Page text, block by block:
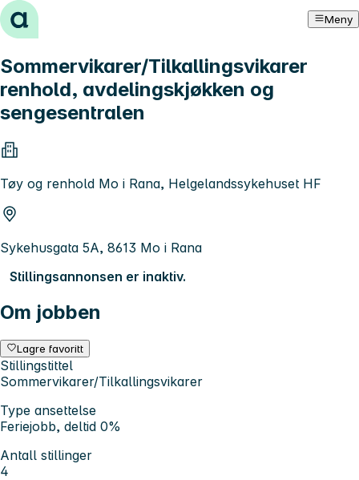
Hopp til innhold Meny
Sommervikarer/Tilkallingsvikarer
renhold, avdelingskjøkken og
sengesentralen
Tøy og renhold Mo i Rana, Helgelandssykehuset HF
Sykehusgata 5A, 8613 Mo i Rana
Stillingsannonsen er inaktiv.
Om jobben
Lagre favoritt
Stillingstittel
Sommervikarer/Tilkallingsvikarer
Type ansettelse
Feriejobb, deltid 0%
Antall stillinger
4